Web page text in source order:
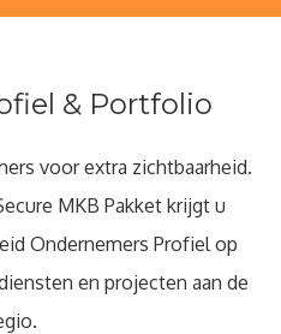
& Portfolio
voor extra zichtbaarheid.
MKB Pakket krijgt u
Ondernemers Profiel op
en projecten aan de